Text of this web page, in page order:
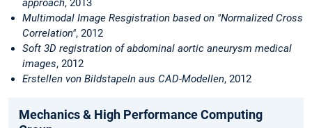
approach, 2013
Multimodal Image Resgistration based on "Normalized Cross
Correlation", 2012
Soft 3D registration of abdominal aortic aneurysm medical
images, 2012
Erstellen von Bildstapeln aus CAD-Modellen, 2012
Mechanics & High Performance Computing